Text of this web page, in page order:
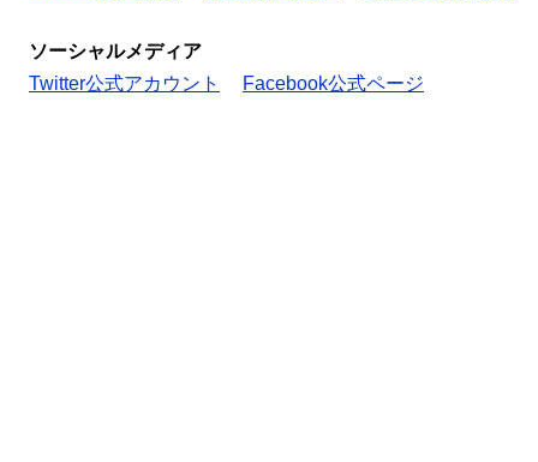
ソーシャルメディア
Twitter公式アカウント
Facebook公式ページ